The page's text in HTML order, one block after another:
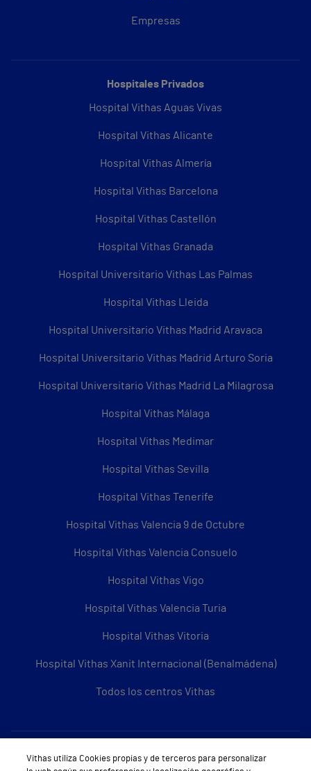
Empresas
Hospitales Privados
Hospital Vithas Aguas Vivas
Hospital Vithas Alicante
Hospital Vithas Almería
Hospital Vithas Barcelona
Hospital Vithas Castellón
Hospital Vithas Granada
Hospital Universitario Vithas Las Palmas
Hospital Vithas Lleida
Hospital Universitario Vithas Madrid Aravaca
Hospital Universitario Vithas Madrid Arturo Soria
Hospital Universitario Vithas Madrid La Milagrosa
Hospital Vithas Málaga
Hospital Vithas Medimar
Hospital Vithas Sevilla
Hospital Vithas Tenerife
Hospital Vithas Valencia 9 de Octubre
Hospital Vithas Valencia Consuelo
Hospital Vithas Vigo
Hospital Vithas Valencia Turia
Hospital Vithas Vitoria
Hospital Vithas Xanit Internacional (Benalmádena)
Todos los centros Vithas
Sobre Vithas
Vithas utiliza Cookies propias y de terceros para personalizar